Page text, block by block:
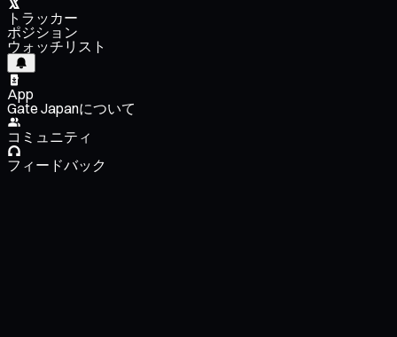
トラッカー
ポジション
ウォッチリスト
App
Gate Japanについて
コミュニティ
フィードバック